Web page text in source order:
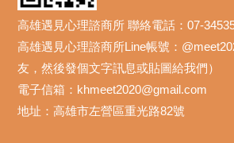
高雄遇見心理諮商所 聯絡電話：07-
高雄遇見心理諮商所Line帳號：
友，然後發個文字訊息或貼圖給我們）
電子信箱：khmeet2020@gmail.com
地址：高雄市左營區重光路82號